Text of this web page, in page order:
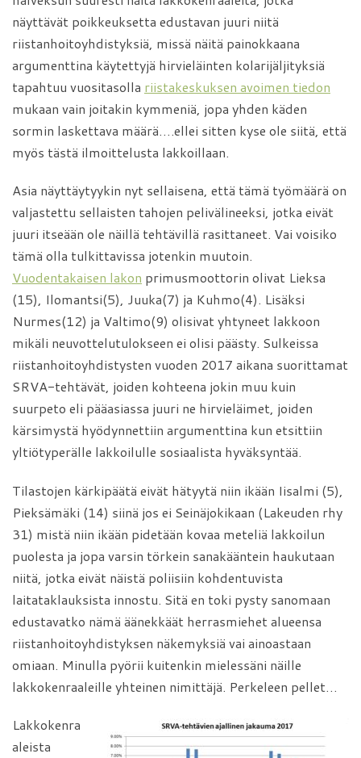
näyttävät poikkeuksetta edustavan juuri niitä
riistanhoitoyhdistyksiä, missä näitä painokkaana
argumenttina käytettyjä hirvieläinten kolarijäljityksiä
tapahtuu vuositasolla riistakeskuksen avoimen tiedon
mukaan vain joitakin kymmeniä, jopa yhden käden
sormin laskettava määrä….ellei sitten kyse ole siitä, että
myös tästä ilmoittelusta lakkoillaan.
Asia näyttäytyykin nyt sellaisena, että tämä työmäärä on
valjastettu sellaisten tahojen pelivälineeksi, jotka eivät
juuri itseään ole näillä tehtävillä rasittaneet. Vai voisiko
tämä olla tulkittavissa jotenkin muutoin.
Vuodentakaisen lakon primusmoottorin olivat Lieksa
(15), Ilomantsi(5), Juuka(7) ja Kuhmo(4). Lisäksi
Nurmes(12) ja Valtimo(9) olisivat yhtyneet lakkoon
mikäli neuvottelutulokseen ei olisi päästy. Sulkeissa
riistanhoitoyhdistysten vuoden 2017 aikana suorittamat
SRVA-tehtävät, joiden kohteena jokin muu kuin
suurpeto eli pääasiassa juuri ne hirvieläimet, joiden
kärsimystä hyödynnettiin argumenttina kun etsittiin
yltiötyperälle lakkoilulle sosiaalista hyväksyntää.
Tilastojen kärkipäätä eivät hätyytä niin ikään Iisalmi (5),
Pieksämäki (14) siinä jos ei Seinäjokikaan (Lakeuden rhy
31) mistä niin ikään pidetään kovaa meteliä lakkoilun
puolesta ja jopa varsin törkein sanakääntein haukutaan
niitä, jotka eivät näistä poliisiin kohdentuvista
laitataklauksista innostu. Sitä en toki pysty sanomaan
edustavatko nämä äänekkäät herrasmiehet alueensa
riistanhoitoyhdistyksen näkemyksiä vai ainoastaan
omiaan. Minulla pyörii kuitenkin mielessäni näille
lakkokenraaleille yhteinen nimittäjä. Perkeleen pellet…
Lakkokenra
aleista